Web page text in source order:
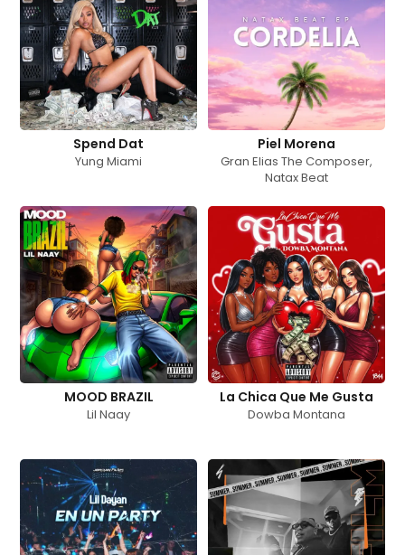
Spend Dat
Yung Miami
Piel Morena
Gran Elias The Composer,
Natax Beat
MOOD BRAZIL
Lil Naay
La Chica Que Me Gusta
Dowba Montana